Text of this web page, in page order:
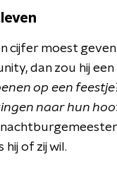
cijfer moest
dan zou hij een
op een
naar hun
hij of zij wil.